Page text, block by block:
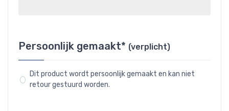
Persoonlijk gemaakt* (verplicht)
Dit product wordt persoonlijk gemaakt en kan niet
retour gestuurd worden.